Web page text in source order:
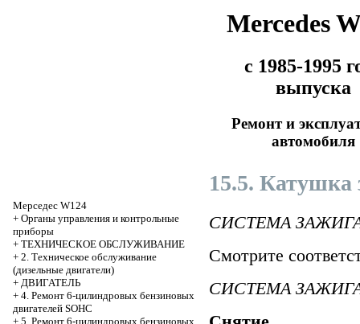
Mercedes
с 1985-1995
выпуска
Ремонт и
автомобиля
Мерседес W124
+ Органы управления и контрольные
приборы
+ ТЕХНИЧЕСКОЕ ОБСЛУЖИВАНИЕ
+ 2. Техническое обслуживание
(дизельные двигатели)
+ ДВИГАТЕЛЬ
+ 4. Ремонт 6-цилиндровых бензиновых
двигателей SOHC
+ 5. Ремонт 6-цилиндровых бензиновых
15.5. Катушка
СИСТЕМА
Смотрите
СИСТЕМА